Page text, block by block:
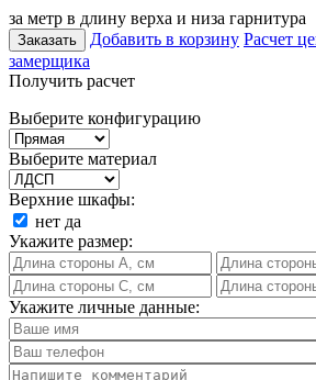
за метр в длину верха и низа гарнитура
Заказать Добавить в корзину Расчет
замерщика
Получить расчет
Выберите конфигурацию
Выберите материал
Верхние шкафы:
нет да
Укажите размер:
Укажите личные данные: